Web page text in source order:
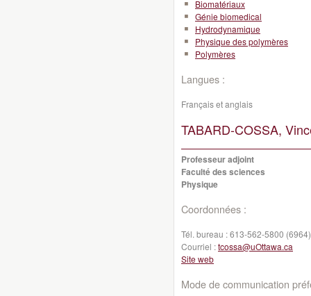
Biomatériaux
Génie biomedical
Hydrodynamique
Physique des polymères
Polymères
Langues :
Français et anglais
TABARD-COSSA,
Professeur adjoint
Faculté des sciences
Physique
Coordonnées :
Tél. bureau :613-562-5800 (6964)
Courriel :tcossa@uOttawa.ca
Site web
Mode de communication